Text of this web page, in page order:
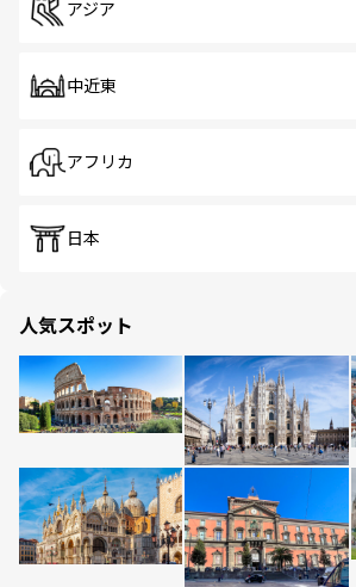
アジア
中近東
アフリカ
日本
人気スポット